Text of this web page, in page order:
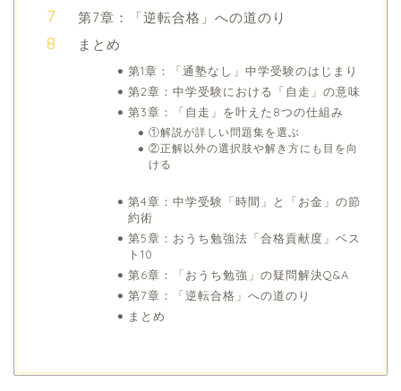
第7章：「逆転合格」への道のり
まとめ
第1章：「通塾なし」中学受験のはじまり
第2章：中学受験における「自走」の意味
第3章：「自走」を叶えた8つの仕組み
①解説が詳しい問題集を選ぶ
②正解以外の選択肢や解き方にも目を向
ける
第4章：中学受験「時間」と「お金」の節
約術
第5章：おうち勉強法「合格貢献度」ベス
ト10
第6章：「おうち勉強」の疑問解決Q&A
第7章：「逆転合格」への道のり
まとめ